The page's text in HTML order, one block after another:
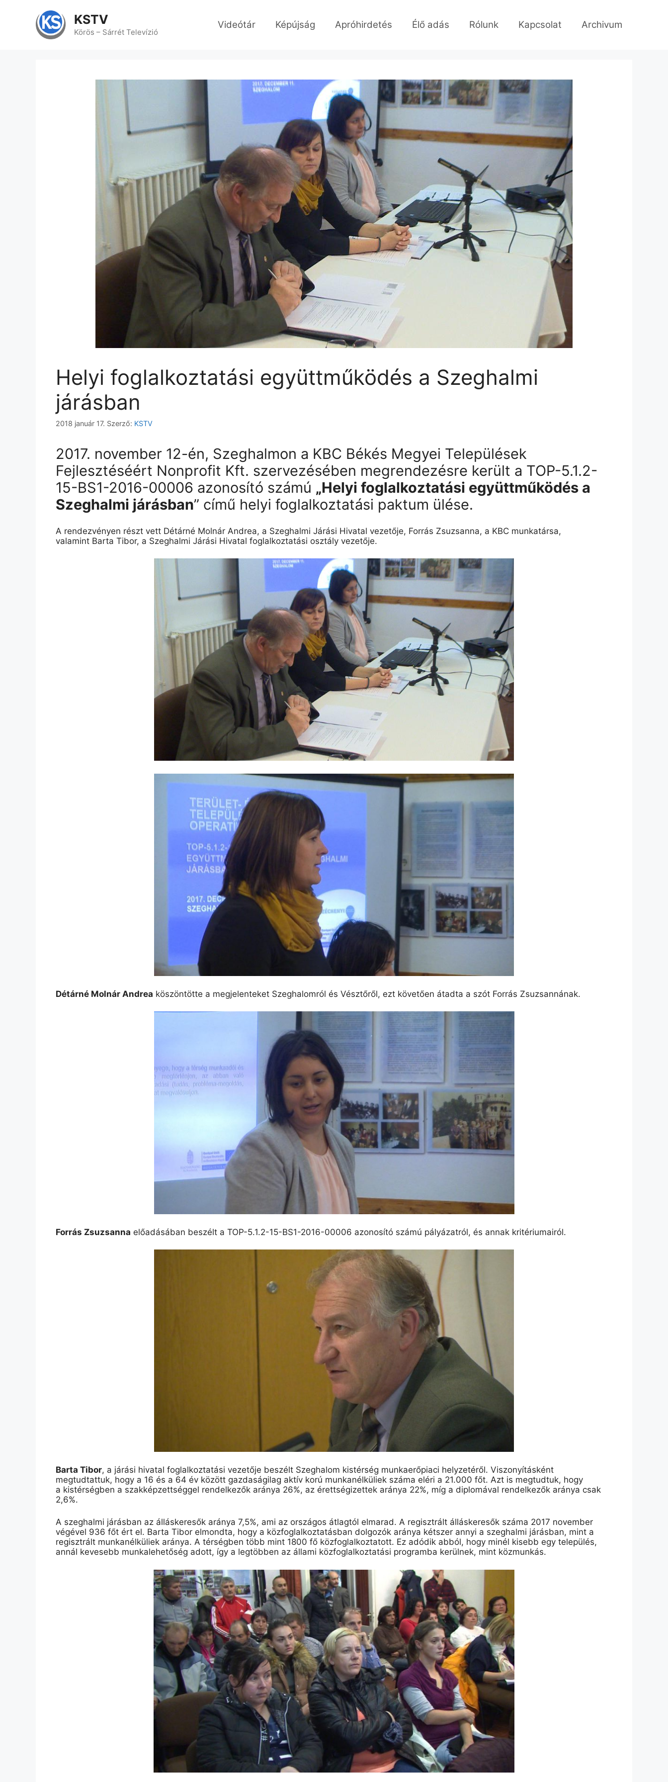
tartalomba
KSTV
Körös – Sárrét Televízió
Videótár Képújság Apróhirdetés Élő adás Rólunk Kapcsolat Archivum
Helyi foglalkoztatási együttműködés a Szeghalmi
járásban
2018 január 17. Szerző: KSTV
2017. november 12-én, Szeghalmon a KBC Békés Megyei Települések
Fejlesztéséért Nonprofit Kft. szervezésében megrendezésre került a TOP-5.1.2-
15-BS1-2016-00006 azonosító számú „Helyi foglalkoztatási együttműködés a
Szeghalmi járásban” című helyi foglalkoztatási paktum ülése.
A rendezvényen részt vett Détárné Molnár Andrea, a Szeghalmi Járási Hivatal vezetője, Forrás Zsuzsanna, a KBC munkatársa,
valamint Barta Tibor, a Szeghalmi Járási Hivatal foglalkoztatási osztály vezetője.
Détárné Molnár Andrea köszöntötte a megjelenteket Szeghalomról és Vésztőről, ezt követően átadta a szót Forrás Zsuzsannának.
Forrás Zsuzsanna előadásában beszélt a TOP-5.1.2-15-BS1-2016-00006 azonosító számú pályázatról, és annak kritériumairól.
Barta Tibor, a járási hivatal foglalkoztatási vezetője beszélt Szeghalom kistérség munkaerőpiaci helyzetéről. Viszonyításként
megtudtattuk, hogy a 16 és a 64 év között gazdaságilag aktív korú munkanélküliek száma eléri a 21.000 főt. Azt is megtudtuk, hogy
a kistérségben a szakképzettséggel rendelkezők aránya 26%, az érettségizettek aránya 22%, míg a diplomával rendelkezők aránya csak
2,6%.
A szeghalmi járásban az álláskeresők aránya 7,5%, ami az országos átlagtól elmarad. A regisztrált álláskeresők száma 2017 november
végével 936 főt ért el. Barta Tibor elmondta, hogy a közfoglalkoztatásban dolgozók aránya kétszer annyi a szeghalmi járásban, mint a
regisztrált munkanélküliek aránya. A térségben több mint 1800 fő közfoglalkoztatott. Ez adódik abból, hogy minél kisebb egy település,
annál kevesebb munkalehetőség adott, így a legtöbben az állami közfoglalkoztatási programba kerülnek, mint közmunkás.